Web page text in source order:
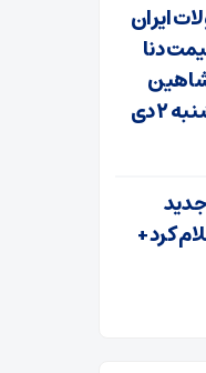
ایران
دنا
۲۰۷ و شاهین
پلاس امروز سه‌شنبه ۲ دی
کرد +